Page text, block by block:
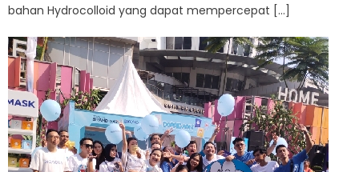
bahan Hydrocolloid yang dapat mempercepat […]